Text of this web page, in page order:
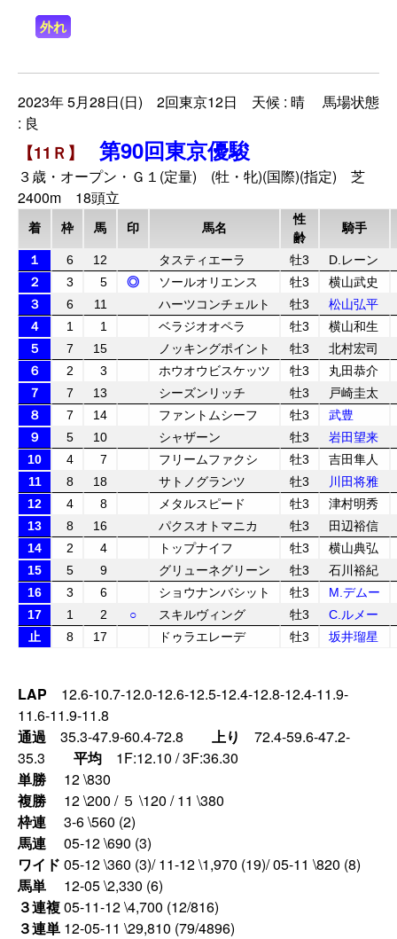
外れ
2023年 5月28日(日) 2回東京12日 天候 : 晴 馬場状態
: 良
【11Ｒ】 第90回東京優駿
３歳・オープン・Ｇ１(定量) (牡・牝)(国際)(指定) 芝
2400m 18頭立
着 枠 馬 印 馬名
性
齢
騎手
１ 6 12 タスティエーラ 牡3
D.レーン
２
3 5 ◎ ソールオリエンス 牡3
横山武史
３
6 11 ハーツコンチェルト 牡3
松山弘平
４
1 1 ベラジオオペラ 牡3
横山和生
５
7 15 ノッキングポイント 牡3
北村宏司
６
2 3 ホウオウビスケッツ 牡3
丸田恭介
７
7 13 シーズンリッチ 牡3
戸崎圭太
８
7 14 ファントムシーフ 牡3
武豊
９
5 10 シャザーン 牡3
岩田望来
10
4 7 フリームファクシ 牡3
吉田隼人
11
8 18 サトノグランツ 牡3
川田将雅
12
4 8 メタルスピード 牡3
津村明秀
13
8 16 パクスオトマニカ 牡3
田辺裕信
14
2 4 トップナイフ 牡3
横山典弘
15
5 9 グリューネグリーン 牡3
石川裕紀
16
3 6 ショウナンバシット 牡3
M.デムー
17
1 2 ○ スキルヴィング 牡3
C.ルメー
止
8 17 ドゥラエレーデ 牡3 坂井瑠星
LAP 12.6-10.7-12.0-12.6-12.5-12.4-12.8-12.4-11.9-
11.6-11.9-11.8
通過 35.3-47.9-60.4-72.8 上り 72.4-59.6-47.2-
35.3 平均 1F:12.10 / 3F:36.30
単勝
12 \830
複勝
12 \200 / ５ \120 / 11 \380
枠連
3-6 \560 (2)
馬連
05-12 \690 (3)
ワイド 05-12 \360 (3)/ 11-12 \1,970 (19)/ 05-11 \820 (8)
馬単
12-05 \2,330 (6)
３連複05-11-12 \4,700 (12/816)
３連単 12-05-11 \29,810 (79/4896)